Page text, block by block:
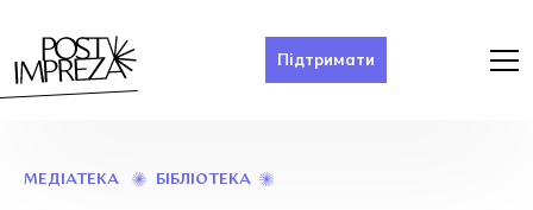
Підтримати
МЕДІАТЕКА БІБЛІОТЕКА